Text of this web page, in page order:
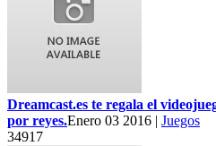
Dreamcast.es te regala el
por reyes.Enero 03 2016 | Juegos
34917